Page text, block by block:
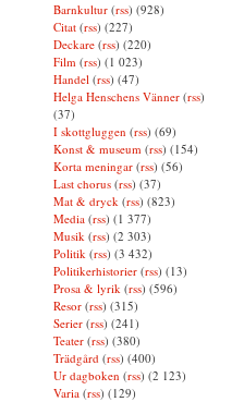
Barnkultur(rss) (928)
Citat(rss) (227)
Deckare(rss) (220)
Film(rss) (1 023)
Handel(rss) (47)
Helga Henschens Vänner(rss)
(37)
I skottgluggen (rss) (69)
Konst & museum(rss) (154)
Korta meningar(rss) (56)
Last chorus(rss) (37)
Mat & dryck(rss) (823)
Media(rss) (1 377)
Musik(rss) (2 303)
Politik(rss) (3 432)
Politikerhistorier(rss) (13)
Prosa & lyrik(rss) (596)
Resor(rss) (315)
Serier(rss) (241)
Teater(rss) (380)
Trädgård(rss) (400)
Ur dagboken (rss) (2 123)
Varia(rss) (129)